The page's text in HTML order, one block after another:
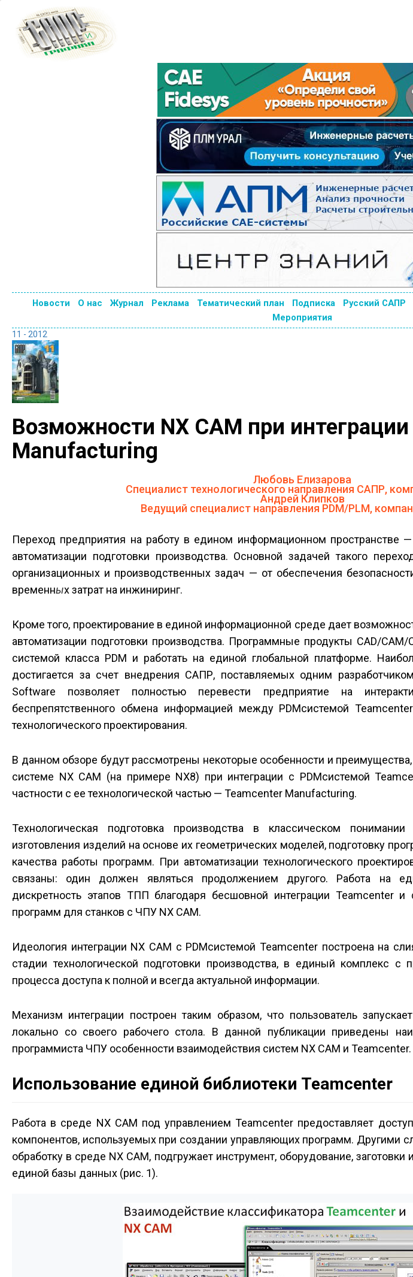
Новости О нас Журнал Реклама Тематический план Подписка Русский САПР
Мероприятия
11 - 2012
Возможности NX CAM при
Manufacturing
Любовь Елизарова
Специалист технологического направления САПР,
Андрей Клипков
Ведущий специалист направления PDM/PLM,
Переход предприятия на работу в едином информационном пространстве
автоматизации подготовки производства. Основной задачей такого
организационных и производственных задач — от обеспечения
временных затрат на инжиниринг.
Кроме того, проектирование в единой информационной среде дает
автоматизации подготовки производства. Программные продукты CAD/
системой класса PDM и работать на единой глобальной платформе.
достигается за счет внедрения САПР, поставляемых одним
Software позволяет полностью перевести предприятие на
беспрепятственного обмена информацией между PDM­системой
технологического проектирования.
В данном обзоре будут рассмотрены некоторые особенности и
системе NX CAM (на примере NX8) при интеграции с PDM­системой
частности с ее технологической частью — Teamcenter Manufacturing.
Технологическая подготовка производства в классическом понимании
изготовления изделий на основе их геометрических моделей, подготовку
качества работы программ. При автоматизации технологического
связаны: один должен являться продолжением другого. Работа на
дискретность этапов ТПП благодаря бесшовной интеграции Teamcenter
программ для станков с ЧПУ NX CAM.
Идеология интеграции NX CAM с PDM­системой Teamcenter построена на
стадии технологической подготовки производства, в единый комплекс с
процесса доступа к полной и всегда актуальной информации.
Механизм интеграции построен таким образом, что пользователь
локально со своего рабочего стола. В данной публикации приведены
программиста ЧПУ особенности взаимодействия систем NX CAM и Teamcenter.
Использование единой библиотеки Teamcenter
Работа в среде NX CAM под управлением Teamcenter предоставляет
компонентов, используемых при создании управляющих программ. Другими
обработку в среде NX CAM, подгружает инструмент, оборудование,
единой базы данных (рис. 1).